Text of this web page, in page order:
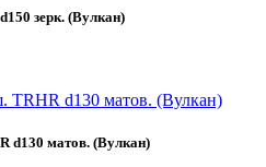
зерк. (Вулкан)
d130 матов. (Вулкан)